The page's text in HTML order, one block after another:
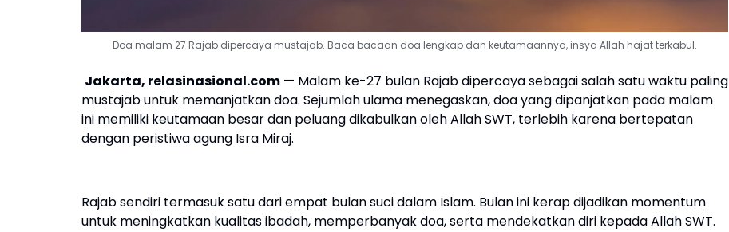
Doa malam 27 Rajab dipercaya mustajab. Baca bacaan doa lengkap dan keutamaannya, insya Allah hajat terkabul.
Jakarta, relasinasional.com — Malam ke-27 bulan Rajab dipercaya sebagai salah satu waktu paling
mustajab untuk memanjatkan doa. Sejumlah ulama menegaskan, doa yang dipanjatkan pada malam
ini memiliki keutamaan besar dan peluang dikabulkan oleh Allah SWT, terlebih karena bertepatan
dengan peristiwa agung Isra Miraj.
Rajab sendiri termasuk satu dari empat bulan suci dalam Islam. Bulan ini kerap dijadikan momentum
untuk meningkatkan kualitas ibadah, memperbanyak doa, serta mendekatkan diri kepada Allah SWT.